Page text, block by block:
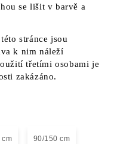
se lišit v barvě a
stránce jsou
k nim náleží
třetími osobami je
zakázáno.
cm 90/150 cm